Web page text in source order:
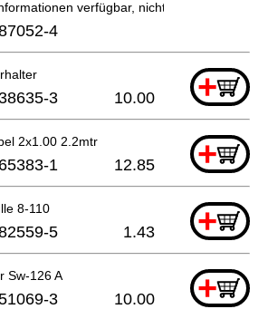
verfügbar, nicht bestellbar
4
+
3 10.00
2x1.00 2.2mtr +
1 12.85
8-110 +
5 1.43
Sw-126 A +
3 10.00